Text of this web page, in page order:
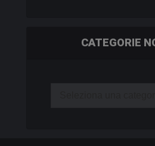
CATEGORIE